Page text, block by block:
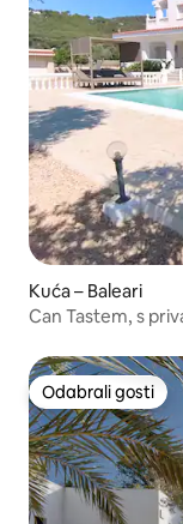
Kuća – Baleari
Can Tastem, s
Odabrali gosti
Odabrali gosti